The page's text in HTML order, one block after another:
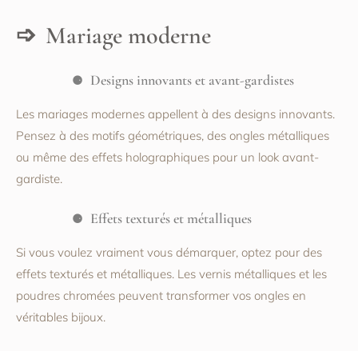
Mariage moderne
Designs innovants et avant-gardistes
Les mariages modernes appellent à des designs innovants.
Pensez à des motifs géométriques, des ongles métalliques
ou même des effets holographiques pour un look avant-
gardiste.
Effets texturés et métalliques
Si vous voulez vraiment vous démarquer, optez pour des
effets texturés et métalliques. Les vernis métalliques et les
poudres chromées peuvent transformer vos ongles en
véritables bijoux.